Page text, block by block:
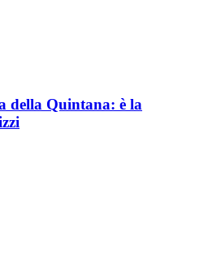
della Quintana: è la